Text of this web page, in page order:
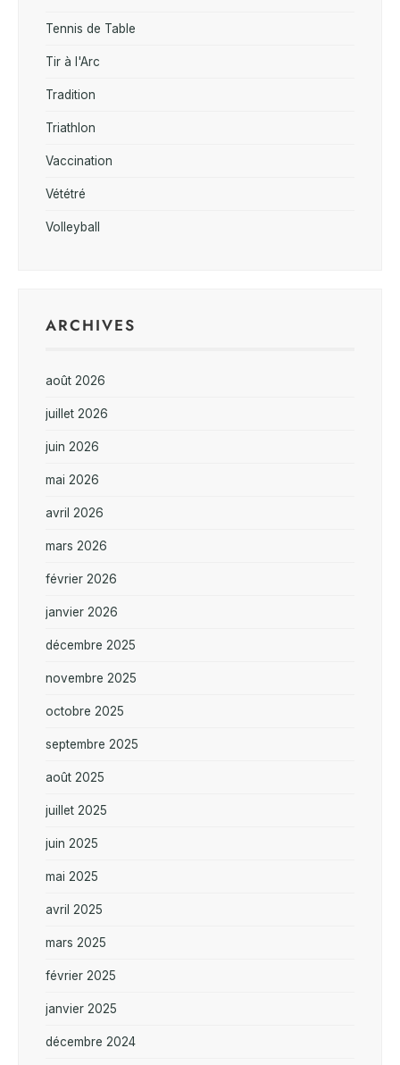
Tennis de Table
Tir à l'Arc
Tradition
Triathlon
Vaccination
Vététré
Volleyball
ARCHIVES
août 2026
juillet 2026
juin 2026
mai 2026
avril 2026
mars 2026
février 2026
janvier 2026
décembre 2025
novembre 2025
octobre 2025
septembre 2025
août 2025
juillet 2025
juin 2025
mai 2025
avril 2025
mars 2025
février 2025
janvier 2025
décembre 2024